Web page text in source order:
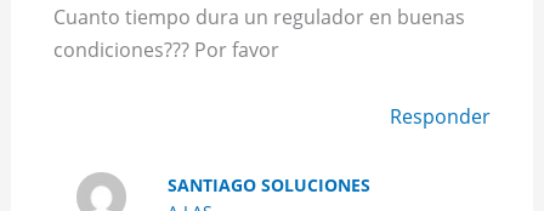
Cuanto tiempo dura un regulador en buenas
condiciones??? Por favor
Responder
SANTIAGO SOLUCIONES